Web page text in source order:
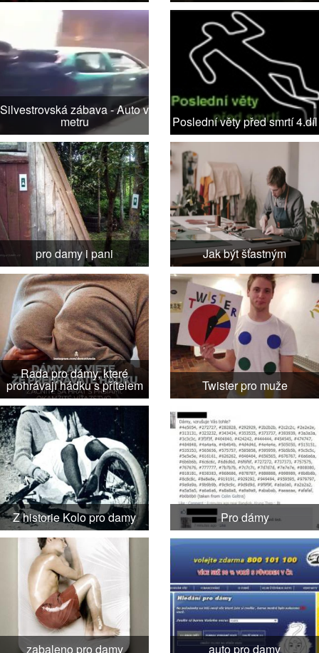
Silvestrovská zábava - Auto v
metru Poslední věty před smrtí 4.díl
pro damy i pani Jak být šťastným
Rada pro dámy, které
prohrávají hádku s přítelem Twister pro muže
Z historie Kolo pro damy Pro dámy
zabaleno pro damy auto pro damy